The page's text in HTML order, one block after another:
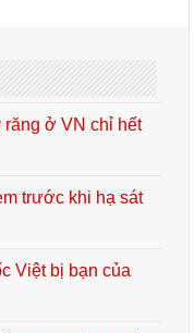
răng ở VN chỉ hết
trước khi hạ sát
Việt bị bạn của